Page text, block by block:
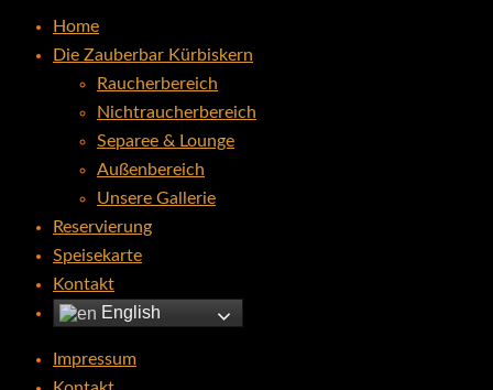
Home
Die Zauberbar Kürbiskern
Raucherbereich
Nichtraucherbereich
Separee & Lounge
Außenbereich
Unsere Gallerie
Reservierung
Speisekarte
Kontakt
English
Impressum